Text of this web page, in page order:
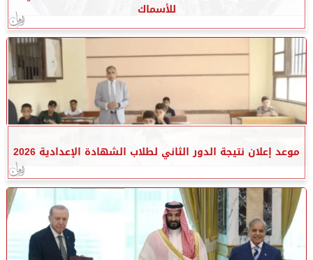
للأسماك
موعد إعلان نتيجة الدور الثاني لطلاب الشهادة الإعدادية 2026